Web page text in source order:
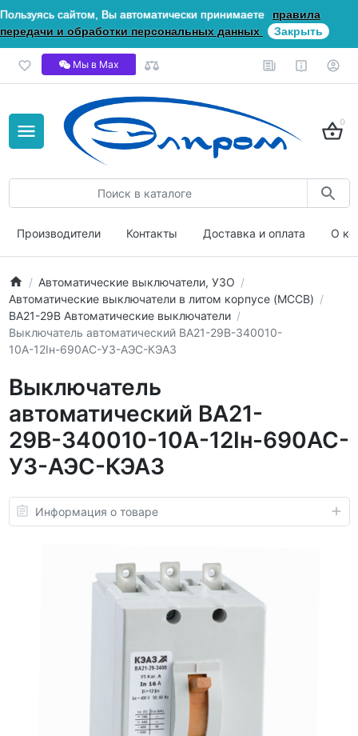
Пользуясь сайтом, Вы автоматически принимаете
правила
передачи и обработки персональных данных
Закрыть
Мы в Мах
0
Производители Контакты Доставка и оплата О
Автоматические выключатели, УЗО
Автоматические выключатели в литом корпусе (MCCB)
ВА21-29В Автоматические выключатели
Выключатель автоматический ВА21-29В-340010-
10А-12Iн-690AC-У3-АЭС-КЭАЗ
Выключатель
автоматический ВА21-
29В-340010-10А-12Iн-690AC-
У3-АЭС-КЭАЗ
Информация о товаре